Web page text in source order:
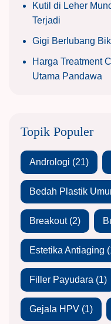
Kutil di Leher
Terjadi
Gigi Berlubang
Harga Treatment
Utama Pandawa
Topik Populer
Andrologi (21)
Bedah Plastik
Breakout(2)
Estetika Antiaging
Filler Payudara (1)
Gejala HPV (1)